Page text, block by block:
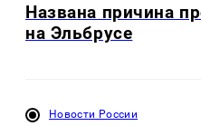
Названа причина
на Эльбрусе
Новости России